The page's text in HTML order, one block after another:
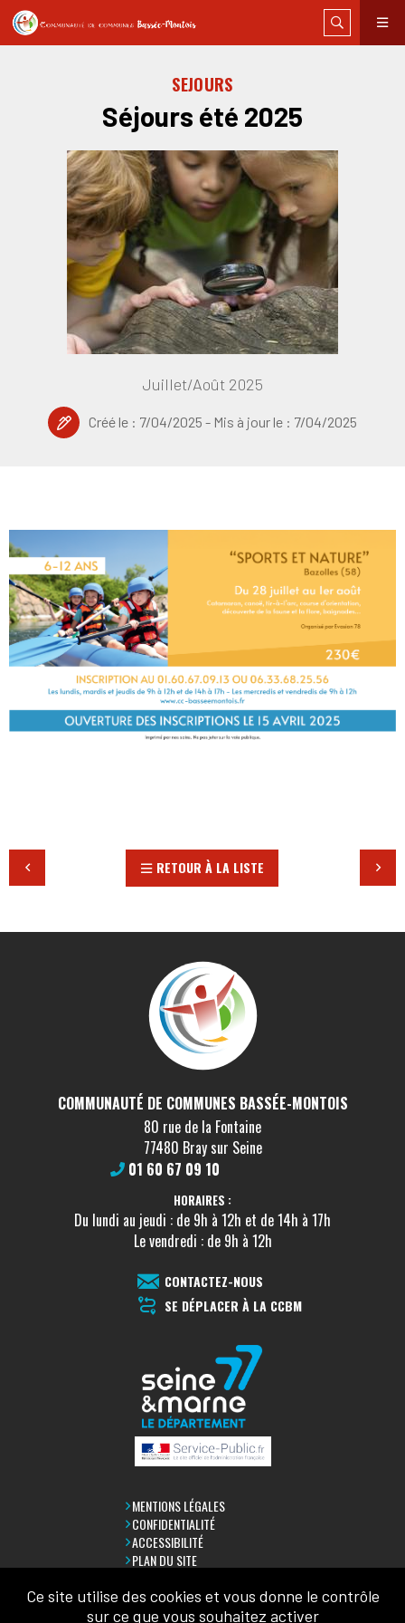
SEJOURS
Séjours été 2025
Juillet/Août 2025
Créé le : 7/04/2025 - Mis à jour le : 7/04/2025
RETOUR À LA LISTE
COMMUNAUTÉ DE COMMUNES BASSÉE-MONTOIS
80 rue de la Fontaine
77480 Bray sur Seine
01 60 67 09 10
HORAIRES :
Du lundi au jeudi : de 9h à 12h et de 14h à 17h
Le vendredi : de 9h à 12h
CONTACTEZ-NOUS
SE DÉPLACER À LA CCBM
MENTIONS LÉGALES
CONFIDENTIALITÉ
ACCESSIBILITÉ
PLAN DU SITE
LETTRE D'INFORMATION
Ce site utilise des cookies et vous donne le contrôle
sur ce que vous souhaitez activer